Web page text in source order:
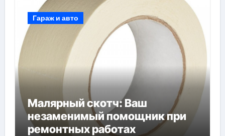
Гараж и авто
Малярный скотч: Ваш
незаменимый помощник при
ремонтных работах